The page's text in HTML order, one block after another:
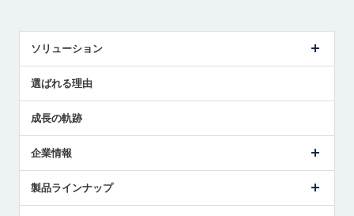
ソリューション
解決策提案
選ばれる理由
成長の軌跡
企業情報
ごあいさつ
製品ラインナップ